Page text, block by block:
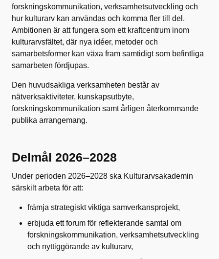
forskningskommunikation, verksamhetsutveckling och
hur kulturarv kan användas och komma fler till del.
Ambitionen är att fungera som ett kraftcentrum inom
kulturarvsfältet, där nya idéer, metoder och
samarbetsformer kan växa fram samtidigt som befintliga
samarbeten fördjupas.
Den huvudsakliga verksamheten består av
nätverksaktiviteter, kunskapsutbyte,
forskningskommunikation samt årligen återkommande
publika arrangemang.
Delmål 2026–2028
Under perioden 2026–2028 ska Kulturarvsakademin
särskilt arbeta för att:
främja strategiskt viktiga samverkansprojekt,
erbjuda ett forum för reflekterande samtal om
forskningskommunikation, verksamhetsutveckling
och nyttiggörande av kulturarv,